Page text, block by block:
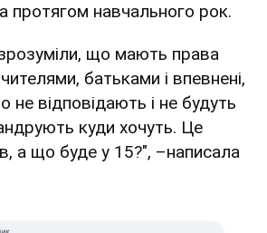
протягом навчального рок.
що мають права
батьками і впевнені,
не відповідають і не будуть
куди хочуть. Це
а що буде у 15?", –написала